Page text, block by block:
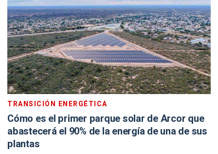
TRANSICIÓN ENERGÉTICA
Cómo es el primer parque solar de Arcor que
abastecerá el 90% de la energía de una de sus
plantas